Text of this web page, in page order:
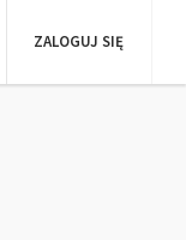
ZALOGUJ SIĘ